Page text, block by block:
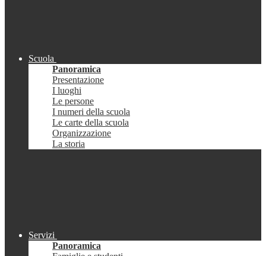
Scuola
Panoramica
Presentazione
I luoghi
Le persone
I numeri della scuola
Le carte della scuola
Organizzazione
La storia
Servizi
Panoramica